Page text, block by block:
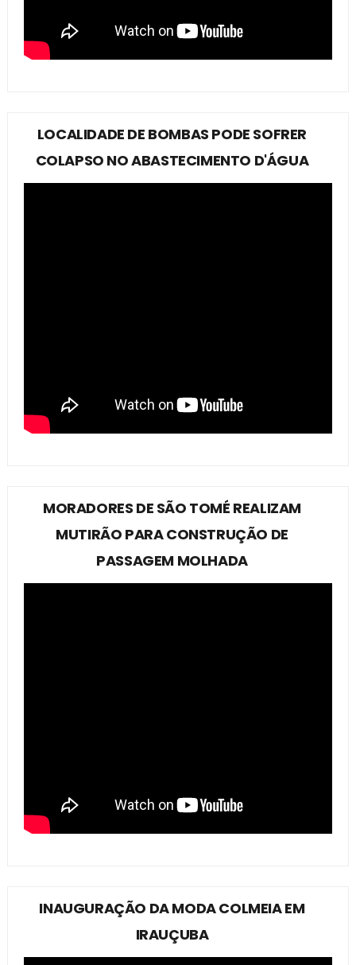
LOCALIDADE DE BOMBAS PODE SOFRER
COLAPSO NO ABASTECIMENTO D'ÁGUA
MORADORES DE SÃO TOMÉ REALIZAM
MUTIRÃO PARA CONSTRUÇÃO DE
PASSAGEM MOLHADA
INAUGURAÇÃO DA MODA COLMEIA EM
IRAUÇUBA